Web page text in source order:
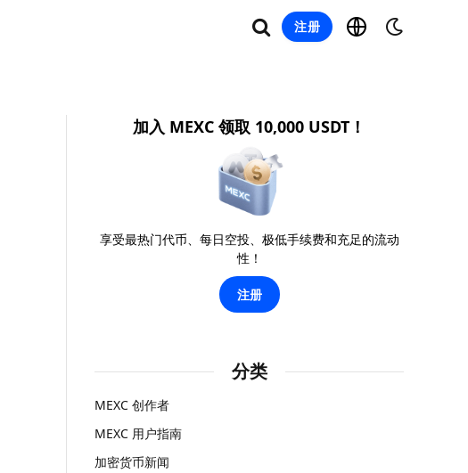
注册
加入 MEXC 领取 10,000 USDT！
享受最热门代币、每日空投、极低手续费和充足的流动
性！
注册
分类
MEXC 创作者
MEXC 用户指南
加密货币新闻